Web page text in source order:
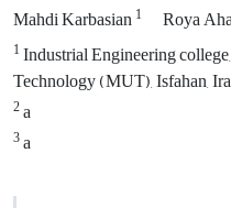
Mahdi Karbasian1 Roya
1Industrial Engineering
Technology (MUT), Isfahan,
2a
3a